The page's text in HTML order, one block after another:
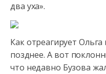
два уха».
Как отреагирует
позднее. А вот
что недавно Бузова